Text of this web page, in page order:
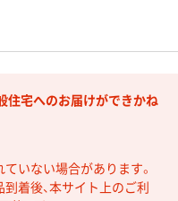
住宅へのお届けができかね
いない場合があります。
着後、本サイト上のご利